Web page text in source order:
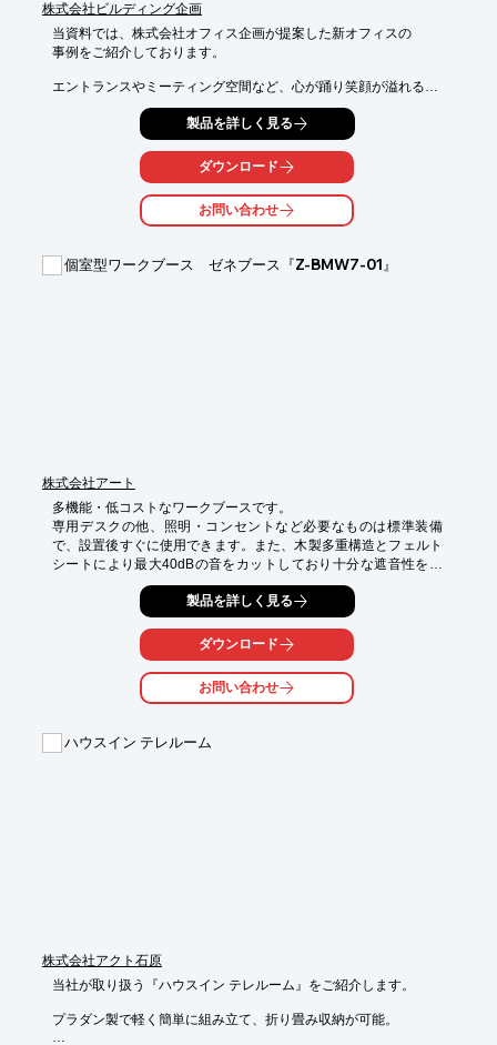
株式会社ビルディング企画
当資料では、株式会社オフィス企画が提案した新オフィスの
事例をご紹介しております。
エントランスやミーティング空間など、心が踊り笑顔が溢れる
新たな時代に必要とされる事例の数々を一挙大公開。
また、昇降デスクの活用や、居心地の良い空間と家具の選択に
ついても解説しておりますので、是非、ご一読ください。
【掲載内容(抜粋)】
■はじめに/世界および「株式会社オフィス企画」事例紹介
・ミーティング空間
製品を詳しく見る
ダウンロード
お問い合わせ
個室型ワークブース ゼネブース『Z-BMW7-01』
株式会社アート
多機能・低コストなワークブースです。
専用デスクの他、照明・コンセントなど必要なものは標準装備
で、設置後すぐに使用できます。また、木製多重構造とフェルト
シートにより最大40dBの音をカットしており十分な遮音性を確
製品を詳しく見る
ダウンロード
お問い合わせ
ハウスイン テレルーム
株式会社アクト石原
当社が取り扱う『ハウスイン テレルーム』をご紹介します。
プラダン製で軽く簡単に組み立て、折り畳み収納が可能。